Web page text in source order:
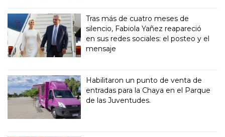
Tras más de cuatro meses de
silencio, Fabiola Yañez reapareció
en sus redes sociales: el posteo y el
mensaje
Habilitaron un punto de venta de
entradas para la Chaya en el Parque
de las Juventudes.